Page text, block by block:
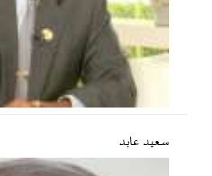
سعید عابد